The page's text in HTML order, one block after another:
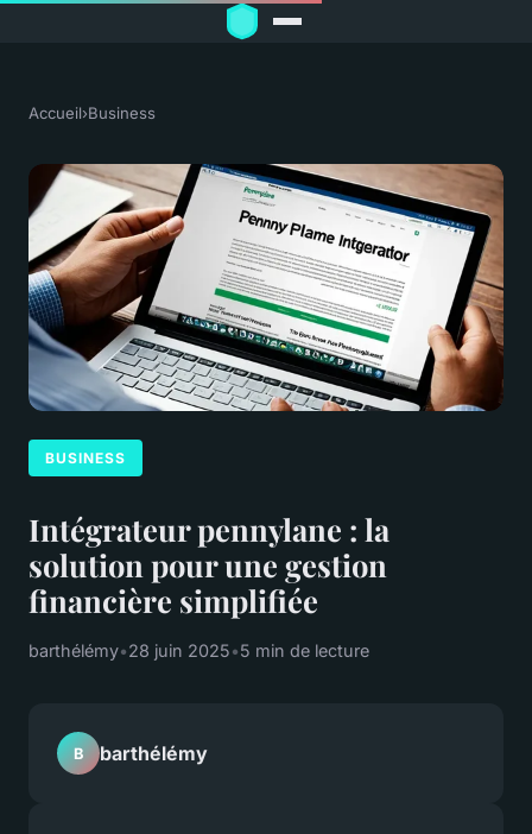
Accueil›Business
BUSINESS
Intégrateur pennylane : la
solution pour une gestion
financière simplifiée
barthélémy•28 juin 2025•5 min de lecture
B barthélémy